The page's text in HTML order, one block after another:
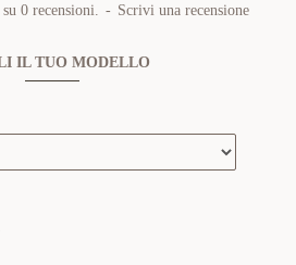
su 0 recensioni. - Scrivi una recensione
IL TUO MODELLO